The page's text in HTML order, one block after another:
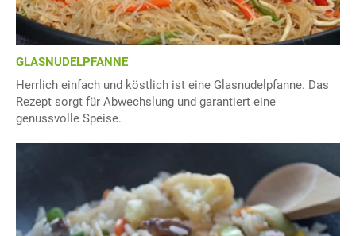
GLASNUDELPFANNE
Herrlich einfach und köstlich ist eine Glasnudelpfanne. Das
Rezept sorgt für Abwechslung und garantiert eine
genussvolle Speise.